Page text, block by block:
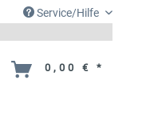
Service/Hilfe
0,00 € *